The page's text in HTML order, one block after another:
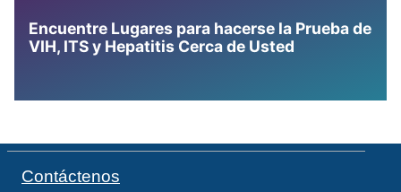
Encuentre Lugares para hacerse la Prueba de
VIH, ITS y Hepatitis Cerca de Usted
Contáctenos